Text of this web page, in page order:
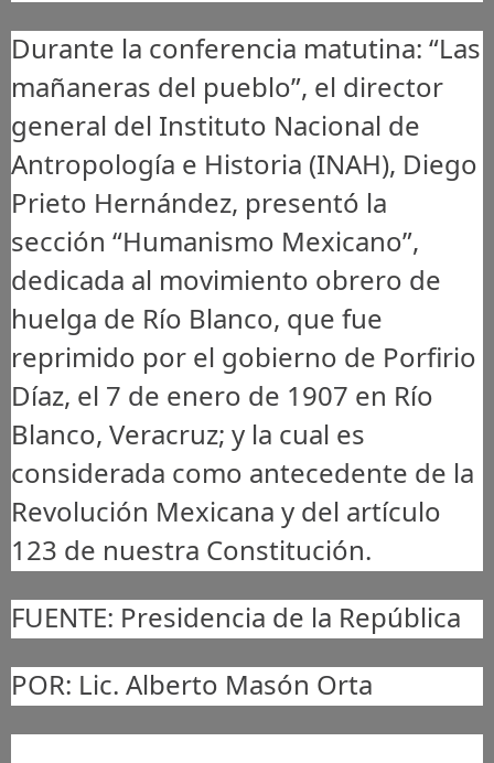
Durante la conferencia matutina: “Las
mañaneras del pueblo”, el director
general del Instituto Nacional de
Antropología e Historia (INAH), Diego
Prieto Hernández, presentó la
sección “Humanismo Mexicano”,
dedicada al movimiento obrero de
huelga de Río Blanco, que fue
reprimido por el gobierno de Porfirio
Díaz, el 7 de enero de 1907 en Río
Blanco, Veracruz; y la cual es
considerada como antecedente de la
Revolución Mexicana y del artículo
123 de nuestra Constitución.
FUENTE: Presidencia de la República
POR: Lic. Alberto Masón Orta